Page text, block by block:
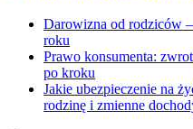
Darowizna od rodziców
roku
Prawo konsumenta:
po kroku
Jakie ubezpieczenie na
rodzinę i zmienne